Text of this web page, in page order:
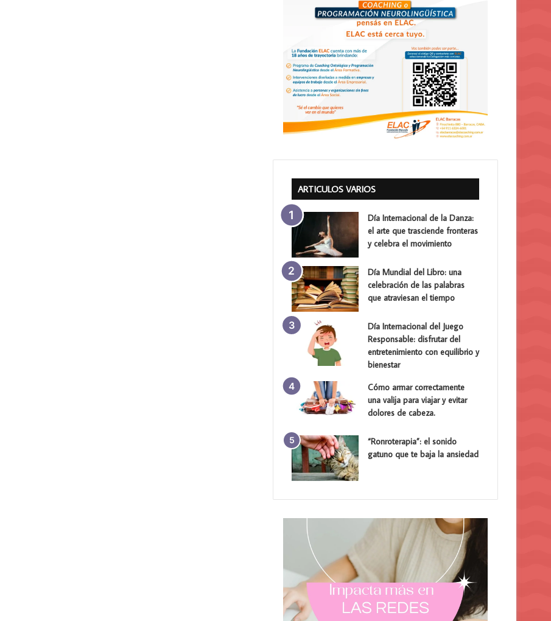
ARTICULOS VARIOS
Día Internacional de la Danza:
el arte que trasciende fronteras
y celebra el movimiento
Día Mundial del Libro: una
celebración de las palabras
que atraviesan el tiempo
Día Internacional del Juego
Responsable: disfrutar del
entretenimiento con equilibrio y
bienestar
Cómo armar correctamente
una valija para viajar y evitar
dolores de cabeza.
“Ronroterapia”: el sonido
gatuno que te baja la ansiedad